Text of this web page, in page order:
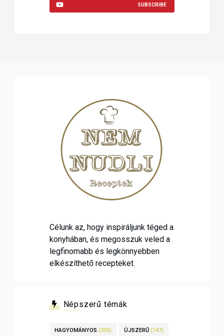
SUBSCRIBE
Célunk az, hogy inspiráljunk téged a
konyhában, és megosszuk veled a
legfinomabb és legkönnyebben
elkészíthető recepteket.
Népszerű témák
HAGYOMÁNYOS (205) ÚJSZERŰ (147)